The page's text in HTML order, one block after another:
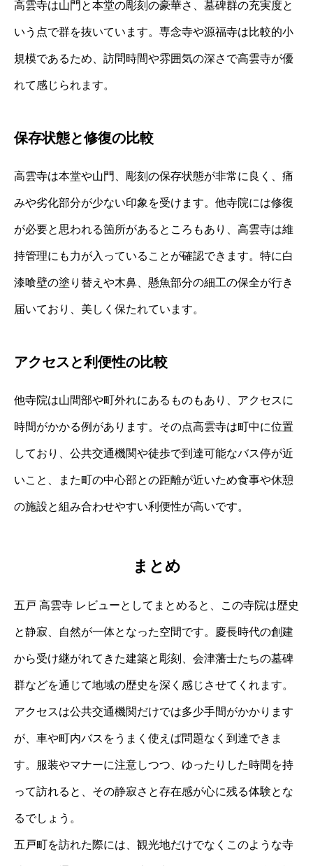
高雲寺は山門と本堂の彫刻の豪華さ、墓碑群の充実度と
いう点で群を抜いています。専念寺や源福寺は比較的小
規模であるため、訪問時間や雰囲気の深さで高雲寺が優
れて感じられます。
保存状態と修復の比較
高雲寺は本堂や山門、彫刻の保存状態が非常に良く、痛
みや劣化部分が少ない印象を受けます。他寺院には修復
が必要と思われる箇所があるところもあり、高雲寺は維
持管理にも力が入っていることが確認できます。特に白
漆喰壁の塗り替えや木鼻、懸魚部分の細工の保全が行き
届いており、美しく保たれています。
アクセスと利便性の比較
他寺院は山間部や町外れにあるものもあり、アクセスに
時間がかかる例があります。その点高雲寺は町中に位置
しており、公共交通機関や徒歩で到達可能なバス停が近
いこと、また町の中心部との距離が近いため食事や休憩
の施設と組み合わせやすい利便性が高いです。
まとめ
五戸 高雲寺 レビューとしてまとめると、この寺院は歴史
と静寂、自然が一体となった空間です。慶長時代の創建
から受け継がれてきた建築と彫刻、会津藩士たちの墓碑
群などを通じて地域の歴史を深く感じさせてくれます。
アクセスは公共交通機関だけでは多少手間がかかります
が、車や町内バスをうまく使えば問題なく到達できま
す。服装やマナーに注意しつつ、ゆったりした時間を持
って訪れると、その静寂さと存在感が心に残る体験とな
るでしょう。
五戸町を訪れた際には、観光地だけでなくこのような寺